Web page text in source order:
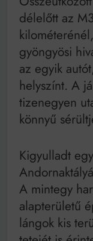
délelőtt az
gyöngyösi
az egyik
helyszínt. A
tizenegyen
könnyű
Kigyulladt
A mintegy
alapterületű
lángok kis